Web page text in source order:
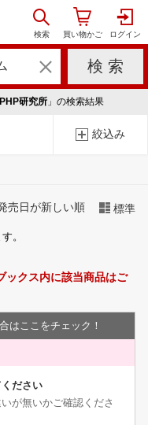
研究所 」の検索結果
絞込み
売日が新しい順 標準
。
ックス内に該当商品はご
はここをチェック！
ださい
が無いかご確認くださ